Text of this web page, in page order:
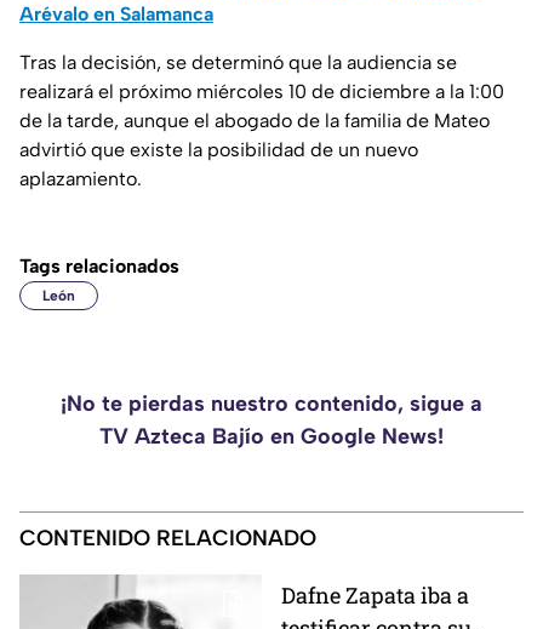
Arévalo en Salamanca
Tras la decisión, se determinó que la audiencia se
realizará el próximo miércoles 10 de diciembre a la 1:00
de la tarde, aunque el abogado de la familia de Mateo
advirtió que existe la posibilidad de un nuevo
aplazamiento.
Tags relacionados
León
¡No te pierdas nuestro contenido, sigue a
TV Azteca Bajío en Google News!
CONTENIDO RELACIONADO
Dafne Zapata iba a